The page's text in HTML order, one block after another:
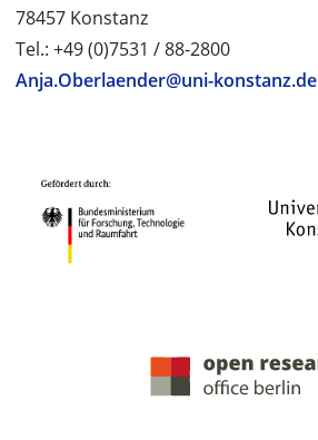
78457 Konstanz
Tel.: +49 (0)7531 / 88-2800
Anja.Oberlaender@uni-konstanz.de